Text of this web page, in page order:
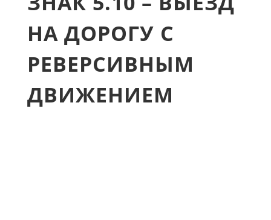
НА ДОРОГУ С
РЕВЕРСИВНЫМ
ДВИЖЕНИЕМ